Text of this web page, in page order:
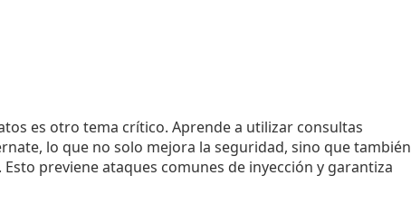
es otro tema crítico. Aprende a utilizar consultas
lo que no solo mejora la seguridad, sino que también
previene ataques comunes de inyección y garantiza